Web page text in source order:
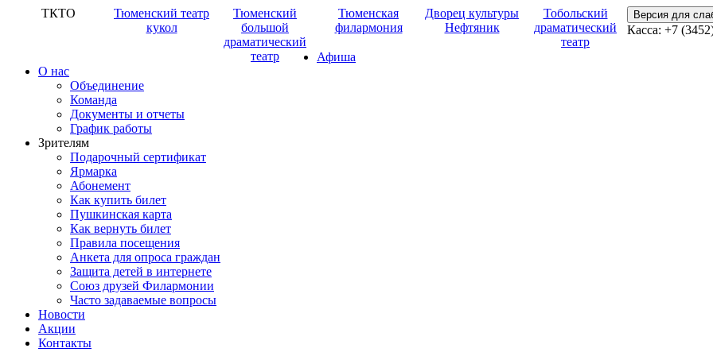
ТКТО
Тюменский театр
кукол
Тюменский
большой
драматический
театр
Тюменская
филармония
Дворец культуры
Нефтяник
Тобольский
драматический
театр
Версия для
Касса: +7
Афиша
О нас
Объединение
Команда
Документы и отчеты
График работы
Зрителям
Подарочный сертификат
Ярмарка
Абонемент
Как купить билет
Пушкинская карта
Как вернуть билет
Правила посещения
Анкета для опроса граждан
Защита детей в интернете
Союз друзей Филармонии
Часто задаваемые вопросы
Новости
Акции
Контакты